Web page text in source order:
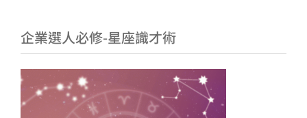
企業選人必修-星座識才術